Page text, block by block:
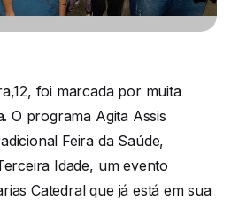
foi marcada por muita
O programa Agita Assis
Feira da Saúde,
Idade, um evento
Catedral que já está em sua